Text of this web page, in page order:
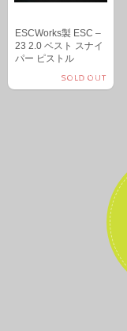
ESCWorks製 ESC –
23 2.0 ベスト スナイ
パー ピストル
SOLD OUT